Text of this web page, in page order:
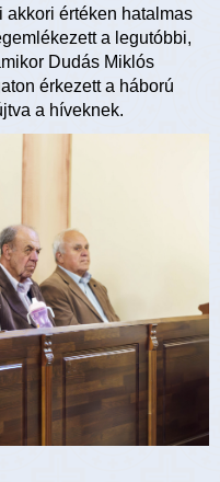
akkori értéken hatalmas
a legutóbbi,
Dudás Miklós
érkezett a háború
a híveknek.